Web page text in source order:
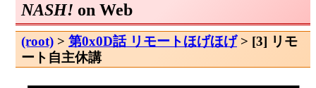
NASH! on Web
(root) > 第0x0D話 リモートほげほげ> [3] リモ
ート自主休講